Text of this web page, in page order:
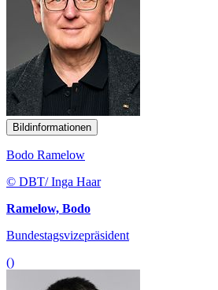
Bildinformationen
Bodo Ramelow
© DBT/ Inga Haar
Ramelow, Bodo
Bundestagsvizepräsident
()